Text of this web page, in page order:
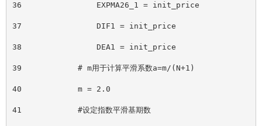
36                EXPMA26_1 = init_price
37                DIF1 = init_price
38                DEA1 = init_price
39            # m用于计算平滑系数a=m/(N+1)
40            m = 2.0
41            #设定指数平滑基期数